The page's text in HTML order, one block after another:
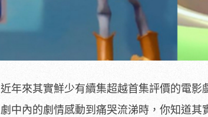
近年來其實鮮少有續集超越首集評價的電
劇中內的劇情感動到痛哭流涕時，你知道